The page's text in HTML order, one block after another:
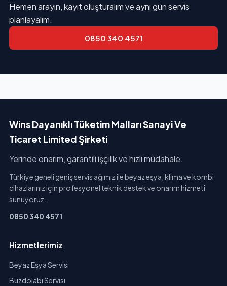
Hemen arayın, kayıt oluşturalım ve aynı gün servis
planlayalım.
0850 340 4571
Wins Dayanıklı Tüketim Malları Sanayi Ve
Ticaret Limited Şirketi
Yerinde onarım, garantili işçilik ve hızlı müdahale.
Türkiye geneli geniş servis ağımız ile beyaz eşya, klima ve kombi
cihazlarınız için profesyonel teknik destek ve onarım hizmeti
sunuyoruz.
0850 340 4571
Hizmetlerimiz
Beyaz Eşya Servisi
Buzdolabı Servisi